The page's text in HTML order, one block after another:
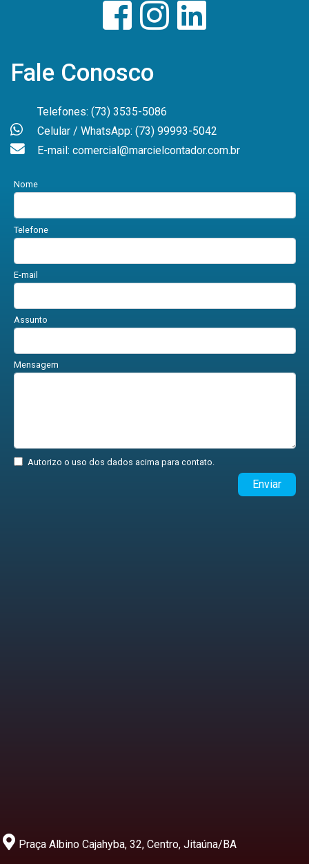
Fale Conosco
Telefones: (73) 3535-5086
Celular / WhatsApp: (73) 99993-5042
E-mail: comercial@marcielcontador.com.br
Nome
Telefone
E-mail
Assunto
Mensagem
Autorizo o uso dos dados acima para contato.
Enviar
Praça Albino Cajahyba, 32, Centro, Jitaúna/BA